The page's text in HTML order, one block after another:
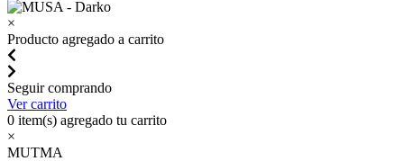
×
Producto agregado a carrito
Seguir comprando
Ver carrito
0 item(s) agregado tu carrito
×
MUTMA